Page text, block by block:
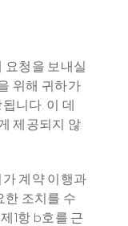
요청을 보내실
위해 귀하가
니다. 이 데
제공되지 않
계약 이행과
한 조치를 수
1항 b호를 근